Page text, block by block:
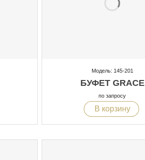
Модель: 145-201
БУФЕТ GRACE
по запросу
В корзину